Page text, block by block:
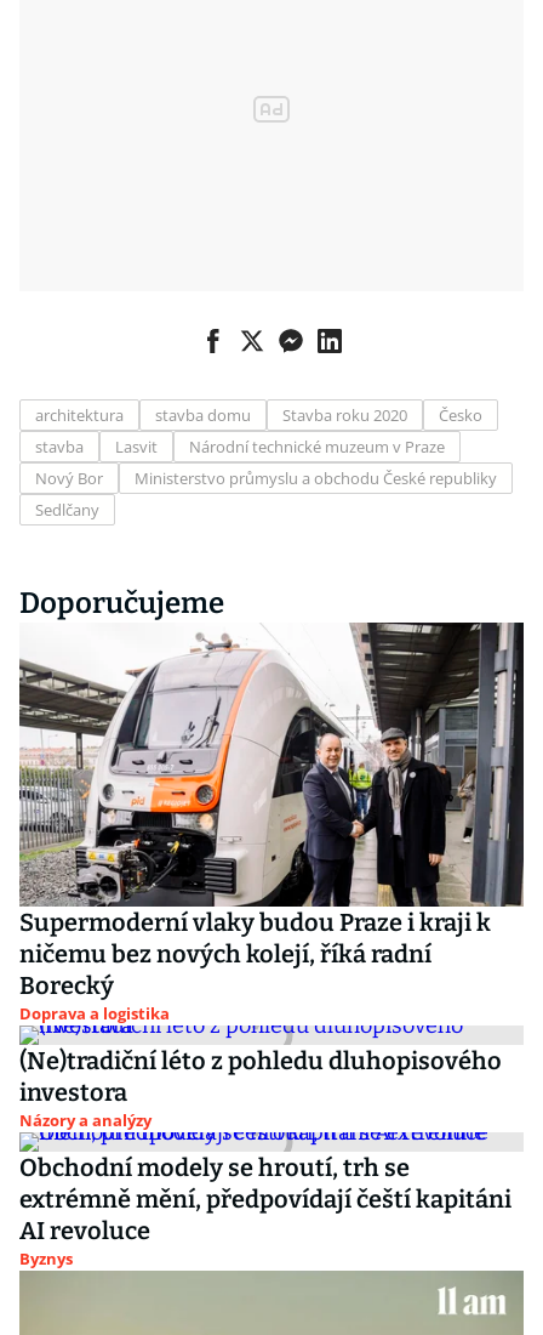
architektura stavba domu Stavba roku 2020
Česko
stavba
Lasvit
Národní technické muzeum v Praze
Nový Bor
Ministerstvo průmyslu a obchodu České republiky
Sedlčany
Doporučujeme
Supermoderní vlaky budou Praze i kraji k
ničemu bez nových kolejí, říká radní
Borecký
Doprava a logistika
(Ne)tradiční léto z pohledu dluhopisového
investora
Názory a analýzy
Obchodní modely se hroutí, trh se
extrémně mění, předpovídají čeští kapitáni
AI revoluce
Byznys